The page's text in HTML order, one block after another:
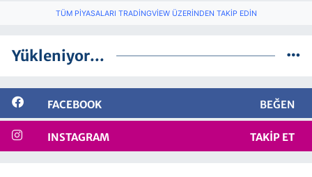
TÜM PIYASALARI TRADINGVIEW ÜZERINDEN TAKIP EDIN
Yükleniyor...
FACEBOOK BEĞEN
INSTAGRAM TAKIP ET